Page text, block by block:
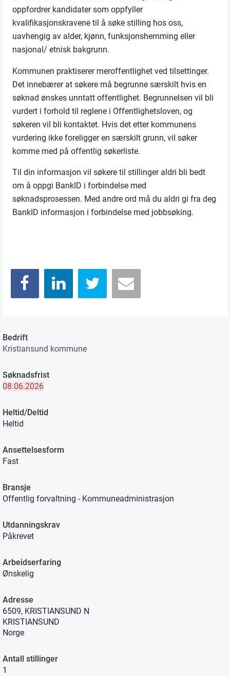
oppfordrer kandidater som oppfyller
kvalifikasjonskravene til å søke stilling hos oss,
uavhengig av alder, kjønn, funksjonshemming eller
nasjonal/ etnisk bakgrunn.
Kommunen praktiserer meroffentlighet ved tilsettinger.
Det innebærer at søkere må begrunne særskilt hvis en
søknad ønskes unntatt offentlighet. Begrunnelsen vil bli
vurdert i forhold til reglene i Offentlighetsloven, og
søkeren vil bli kontaktet. Hvis det etter kommunens
vurdering ikke foreligger en særskilt grunn, vil søker
komme med på offentlig søkerliste.
Til din informasjon vil søkere til stillinger aldri bli bedt
om å oppgi BankID i forbindelse med
søknadsprosessen. Med andre ord må du aldri gi fra deg
BankID informasjon i forbindelse med jobbsøking.
Bedrift
Kristiansund kommune
Søknadsfrist
08.06.2026
Heltid/Deltid
Heltid
Ansettelsesform
Fast
Bransje
Offentlig forvaltning - Kommuneadministrasjon
Utdanningskrav
Påkrevet
Arbeidserfaring
Ønskelig
Adresse
6509, KRISTIANSUND N
KRISTIANSUND
Norge
Antall stillinger
1